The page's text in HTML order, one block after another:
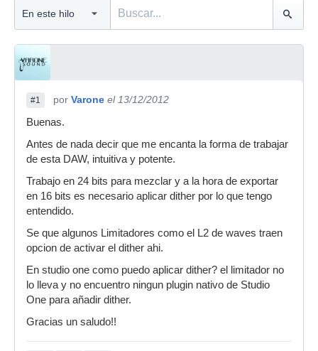
#1 por Varone el 13/12/2012
Buenas.
Antes de nada decir que me encanta la forma de trabajar
de esta DAW, intuitiva y potente.
Trabajo en 24 bits para mezclar y a la hora de exportar
en 16 bits es necesario aplicar dither por lo que tengo
entendido.
Se que algunos Limitadores como el L2 de waves traen
opcion de activar el dither ahi.
En studio one como puedo aplicar dither? el limitador no
lo lleva y no encuentro ningun plugin nativo de Studio
One para añadir dither.
Gracias un saludo!!